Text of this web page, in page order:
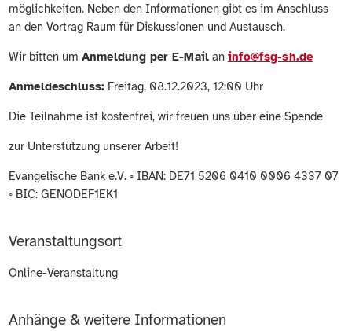
möglichkeiten. Neben den Informationen gibt es im Anschluss
an den Vortrag Raum für Diskussionen und Austausch.
Wir bitten umAnmeldung per E-Mailan info@fsg-sh.de
Anmeldeschluss: Freitag, 08.12.2023, 12:00 Uhr
Die Teilnahme ist kostenfrei, wir freuen uns über eine Spende
zur Unterstützung unserer Arbeit!
Evangelische Bank e.V. ◦ IBAN: DE71 5206 0410 0006 4337 07
◦ BIC: GENODEF1EK1
Veranstaltungsort
Online-Veranstaltung
Anhänge & weitere Informationen